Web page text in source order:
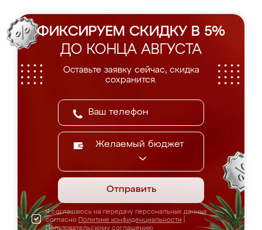
ФИКСИРУЕМ СКИДКУ В 5%
ДО КОНЦА АВГУСТА
Оставьте заявку сейчас, скидка
сохранится.
Желаемый бюджет
Отправить
Я соглашаюсь на передачу персональных данных
согласно Политике конфиденциальности
Пользовательскому соглашению